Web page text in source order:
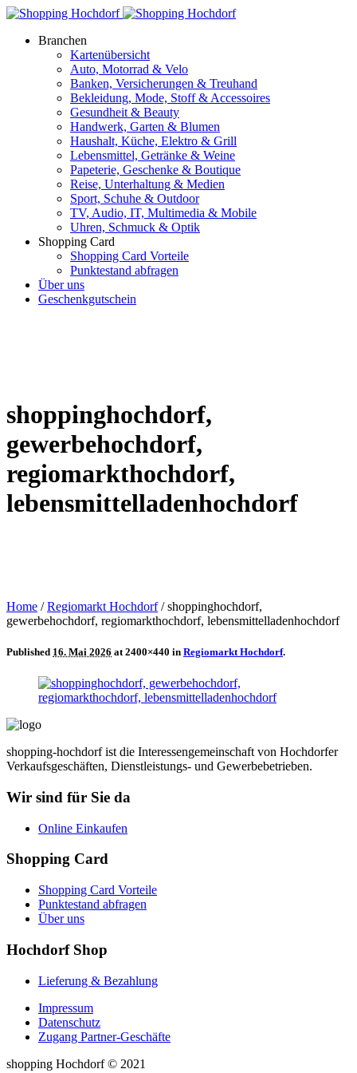
Branchen
Kartenübersicht
Auto, Motorrad & Velo
Banken, Versicherungen & Treuhand
Bekleidung, Mode, Stoff & Accessoires
Gesundheit & Beauty
Handwerk, Garten & Blumen
Haushalt, Küche, Elektro & Grill
Lebensmittel, Getränke & Weine
Papeterie, Geschenke & Boutique
Reise, Unterhaltung & Medien
Sport, Schuhe & Outdoor
TV, Audio, IT, Multimedia & Mobile
Uhren, Schmuck & Optik
Shopping Card
Shopping Card Vorteile
Punktestand abfragen
Über uns
Geschenkgutschein
shoppinghochdorf,
gewerbehochdorf,
regiomarkthochdorf,
lebensmittelladenhochdorf
Home /Regiomarkt Hochdorf /shoppinghochdorf,
gewerbehochdorf, regiomarkthochdorf, lebensmittelladenhochdorf
Published 16. Mai 2026 at 2400×440 in Regiomarkt Hochdorf.
shopping-hochdorf ist die Interessengemeinschaft von Hochdorfer
Verkaufsgeschäften, Dienstleistungs- und Gewerbebetrieben.
Wir sind für Sie da
Online Einkaufen
Shopping Card
Shopping Card Vorteile
Punktestand abfragen
Über uns
Hochdorf Shop
Lieferung & Bezahlung
Impressum
Datenschutz
Zugang Partner-Geschäfte
shopping Hochdorf © 2021